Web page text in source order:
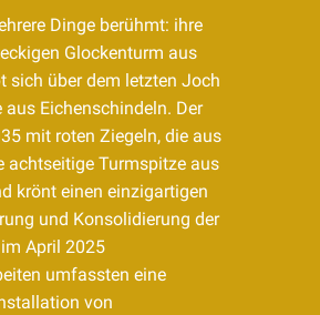
Dinge berühmt: ihre
Glockenturm aus
sich über dem letzten Joch
Eichenschindeln. Der
mit roten Ziegeln, die aus
achtseitige Turmspitze aus
krönt einen einzigartigen
und Konsolidierung der
April 2025
umfassten eine
von